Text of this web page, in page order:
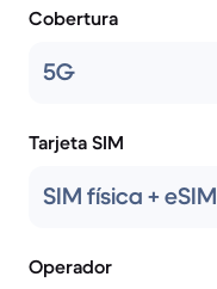
Cobertura
5G
Tarjeta SIM
SIM física + eSIM
Operador